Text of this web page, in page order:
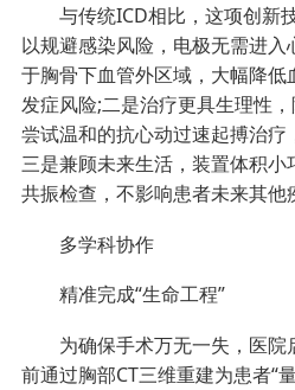
与传统ICD相比，这项创新
以规避感染风险，电极无需进
于胸骨下血管外区域，大幅降
发症风险;二是治疗更具生理性
尝试温和的抗心动过速起搏治
三是兼顾未来生活，装置体积
共振检查，不影响患者未来其他
多学科协作
精准完成“生命工程”
为确保手术万无一失，医院
前通过胸部CT三维重建为患者“